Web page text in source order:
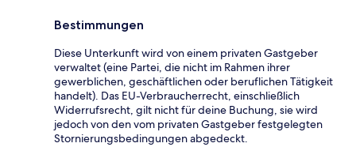
Bestimmungen
Diese Unterkunft wird von einem privaten Gastgeber
verwaltet (eine Partei, die nicht im Rahmen ihrer
gewerblichen, geschäftlichen oder beruflichen Tätigkeit
handelt). Das EU-Verbraucherrecht, einschließlich
Widerrufsrecht, gilt nicht für deine Buchung, sie wird
jedoch von den vom privaten Gastgeber festgelegten
Stornierungsbedingungen abgedeckt.